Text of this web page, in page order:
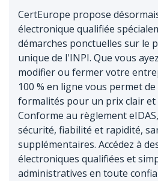
CertEurope propose
électronique qualifiée
démarches ponctuelles sur le
unique de l'INPI. Que vous
modifier ou fermer votre
100 % en ligne vous permet
formalités pour un prix clair et
Conforme au règlement
sécurité, fiabilité et rapidité,
supplémentaires. Accédez à
électroniques qualifiées et
administratives en toute